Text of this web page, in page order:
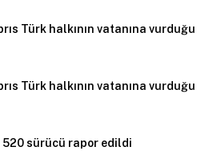
Türk halkının vatanına vurduğu
Türk halkının vatanına vurduğu
sürücü rapor edildi